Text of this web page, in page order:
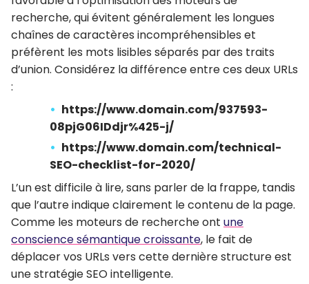
recherche, qui évitent généralement les longues
chaînes de caractères incompréhensibles et
préfèrent les mots lisibles séparés par des traits
d’union. Considérez la différence entre ces deux URLs
:
https://www.domain.com/937593-
08pjG06IDdjr%425-j/
https://www.domain.com/technical-
SEO-checklist-for-2020/
L’un est difficile à lire, sans parler de la frappe, tandis
que l’autre indique clairement le contenu de la page.
Comme les moteurs de recherche ont une
conscience sémantique croissante, le fait de
déplacer vos URLs vers cette dernière structure est
une stratégie SEO intelligente.